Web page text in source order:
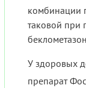
комбинации
таковой при
У здоровых
препарат